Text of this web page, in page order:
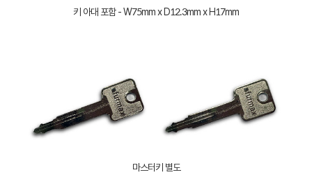
키 아대 포함 - W75mm x D12.3mm x H17mm
마스터키 별도